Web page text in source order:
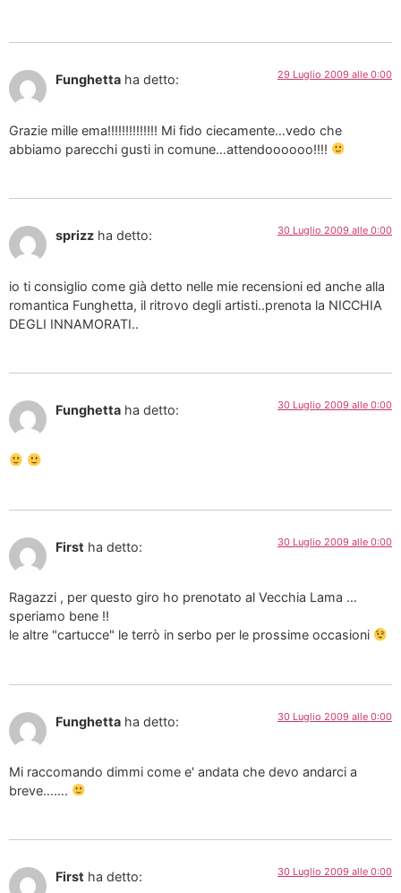
Funghetta ha detto: 29 Luglio 2009 alle 0:00
Grazie mille ema!!!!!!!!!!!!!! Mi fido ciecamente…vedo che
abbiamo parecchi gusti in comune…attendoooooo!!!!
sprizz ha detto: 30 Luglio 2009 alle 0:00
io ti consiglio come già detto nelle mie recensioni ed anche alla
romantica Funghetta, il ritrovo degli artisti..prenota la NICCHIA
DEGLI INNAMORATI..
Funghetta ha detto: 30 Luglio 2009 alle 0:00
First ha detto: 30 Luglio 2009 alle 0:00
Ragazzi , per questo giro ho prenotato al Vecchia Lama …
speriamo bene !!
le altre "cartucce" le terrò in serbo per le prossime occasioni
Funghetta ha detto: 30 Luglio 2009 alle 0:00
Mi raccomando dimmi come e' andata che devo andarci a
breve…….
First ha detto: 30 Luglio 2009 alle 0:00